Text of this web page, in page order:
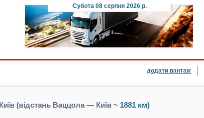
Субота08 серпня 2026 р.
додати вантаж
(відстань Ваццола — Київ~ 1881 км)